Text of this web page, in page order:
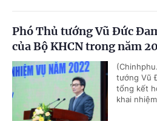
Phó Thủ tướng Vũ Đức
của Bộ KHCN trong năm
tướng Vũ
tổng kết
khai